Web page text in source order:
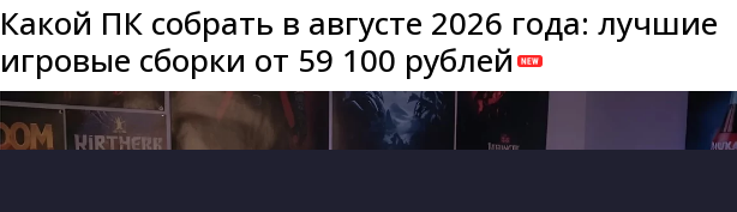
Какой ПК собрать в августе 2026 года: лучшие
игровые сборки от 59 100 рублей